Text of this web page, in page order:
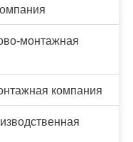
монтажная
компания